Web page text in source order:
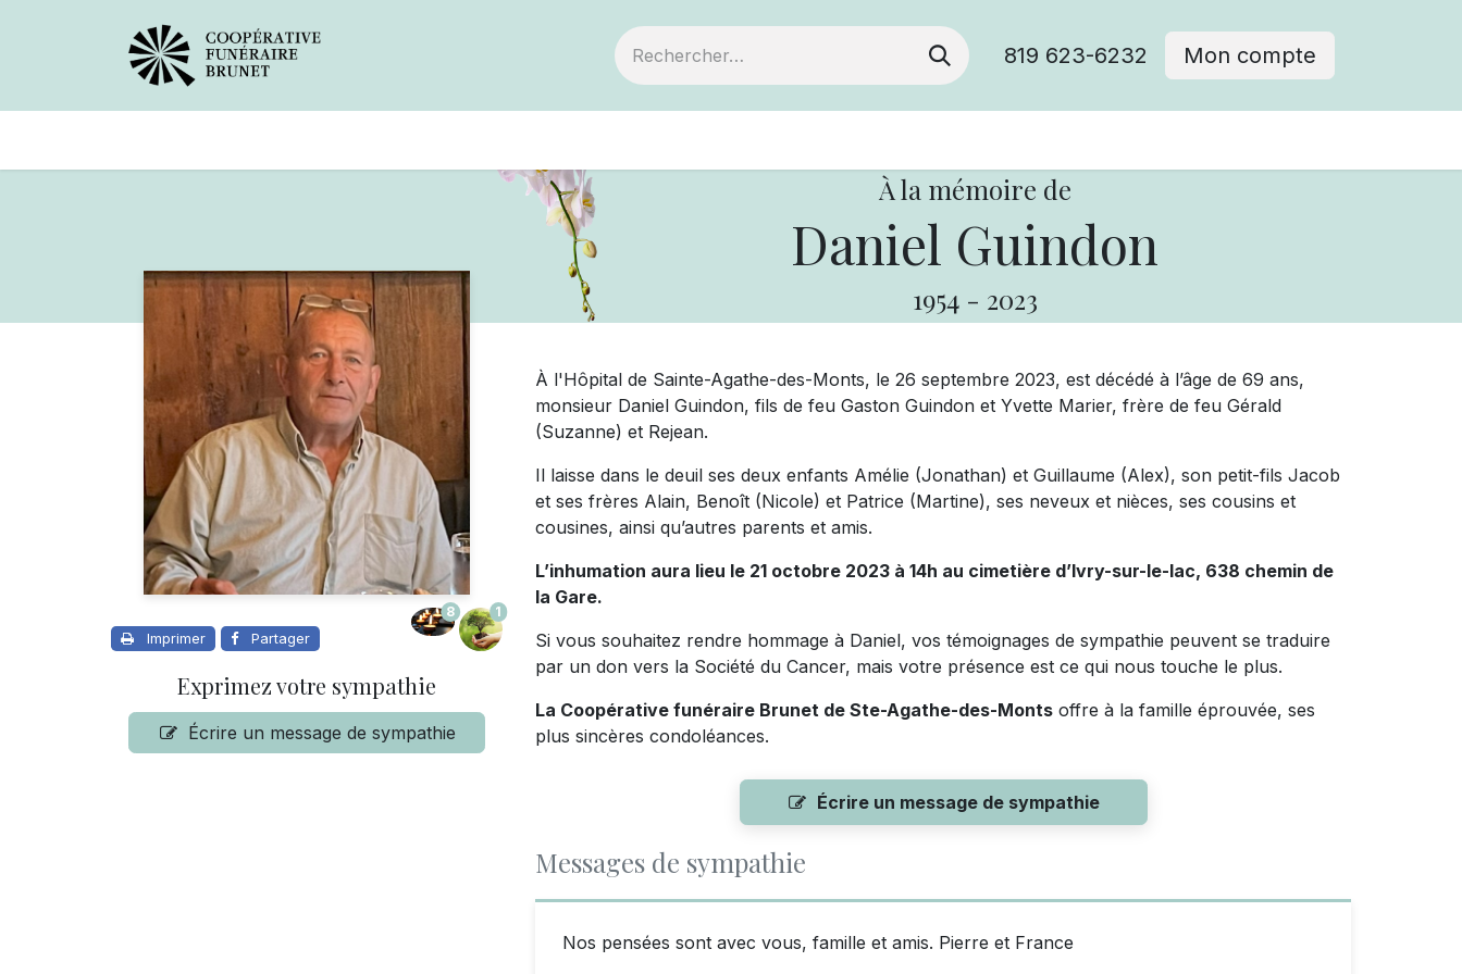
819 623-6232 Mon compte
À la mémoire de
Daniel Guindon
1954 - 2023
Imprimer Partager
8 1
Exprimez votre sympathie
Écrire un message de sympathie
À l'Hôpital de Sainte-Agathe-des-Monts, le 26 septembre 2023, est décédé à l’âge de 69 ans,
monsieur Daniel Guindon, fils de feu Gaston Guindon et Yvette Marier, frère de feu Gérald
(Suzanne) et Rejean.
Il laisse dans le deuil ses deux enfants Amélie (Jonathan) et Guillaume (Alex), son petit-fils Jacob
et ses frères Alain, Benoît (Nicole) et Patrice (Martine), ses neveux et nièces, ses cousins et
cousines, ainsi qu’autres parents et amis.
L’inhumation aura lieu le 21 octobre 2023 à 14h au cimetière d’Ivry-sur-le-lac, 638 chemin de
la Gare.
Si vous souhaitez rendre hommage à Daniel, vos témoignages de sympathie peuvent se traduire
par un don vers la Société du Cancer, mais votre présence est ce qui nous touche le plus.
La Coopérative funéraire Brunet de Ste-Agathe-des-Monts offre à la famille éprouvée, ses
plus sincères condoléances.
Écrire un message de sympathie
Messages de sympathie
Nos pensées sont avec vous, famille et amis. Pierre et France